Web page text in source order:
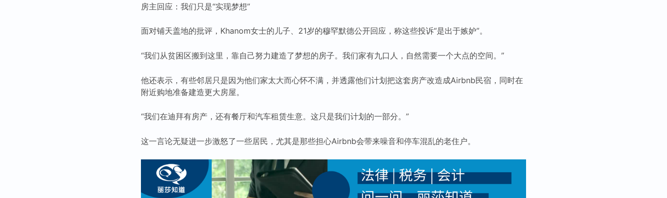
房主回应：我们只是“实现梦想”
面对铺天盖地的批评，Khanom女士的儿子、21岁的穆罕默德公开回应，称这些投诉“是出于嫉妒”。
“我们从贫困区搬到这里，靠自己努力建造了梦想的房子。我们家有九口人，自然需要一个大点的空间。”
他还表示，有些邻居只是因为他们家太大而心怀不满，并透露他们计划把这套房产改造成Airbnb民宿，同时在
附近购地准备建造更大房屋。
“我们在迪拜有房产，还有餐厅和汽车租赁生意。这只是我们计划的一部分。”
这一言论无疑进一步激怒了一些居民，尤其是那些担心Airbnb会带来噪音和停车混乱的老住户。